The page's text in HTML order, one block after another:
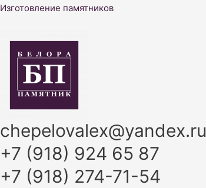
Перейти
содержимому
Изготовление памятников
chepelovalex@yandex.ru
+7 (918) 924 65 87
+7 (918) 274-71-54